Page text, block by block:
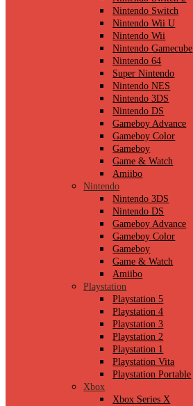
Nintendo Switch
Nintendo Wii U
Nintendo Wii
Nintendo Gamecube
Nintendo 64
Super Nintendo
Nintendo NES
Nintendo 3DS
Nintendo DS
Gameboy Advance
Gameboy Color
Gameboy
Game & Watch
Amiibo
Nintendo
Nintendo 3DS
Nintendo DS
Gameboy Advance
Gameboy Color
Gameboy
Game & Watch
Amiibo
Playstation
Playstation 5
Playstation 4
Playstation 3
Playstation 2
Playstation 1
Playstation Vita
Playstation Portable
Xbox
Xbox Series X